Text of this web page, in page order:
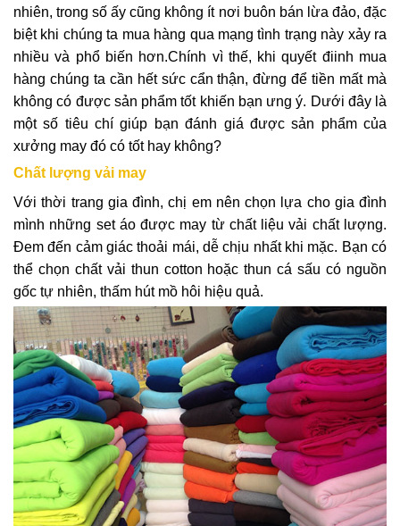
nhiên, trong số ấy cũng không ít nơi buôn bán lừa đảo, đặc
biệt khi chúng ta mua hàng qua mạng tình trạng này xảy ra
nhiều và phổ biến hơn.Chính vì thế, khi quyết điinh mua
hàng chúng ta cần hết sức cẩn thận, đừng để tiền mất mà
không có được sản phẩm tốt khiến bạn ưng ý. Dưới đây là
một số tiêu chí giúp bạn đánh giá được sản phẩm của
xưởng may đó có tốt hay không?
Chất lượng vải may
Với thời trang gia đình, chị em nên chọn lựa cho gia đình
mình những set áo được may từ chất liệu vải chất lượng.
Đem đến cảm giác thoải mái, dễ chịu nhất khi mặc. Bạn có
thể chọn chất vải thun cotton hoặc thun cá sấu có nguồn
gốc tự nhiên, thấm hút mồ hôi hiệu quả.